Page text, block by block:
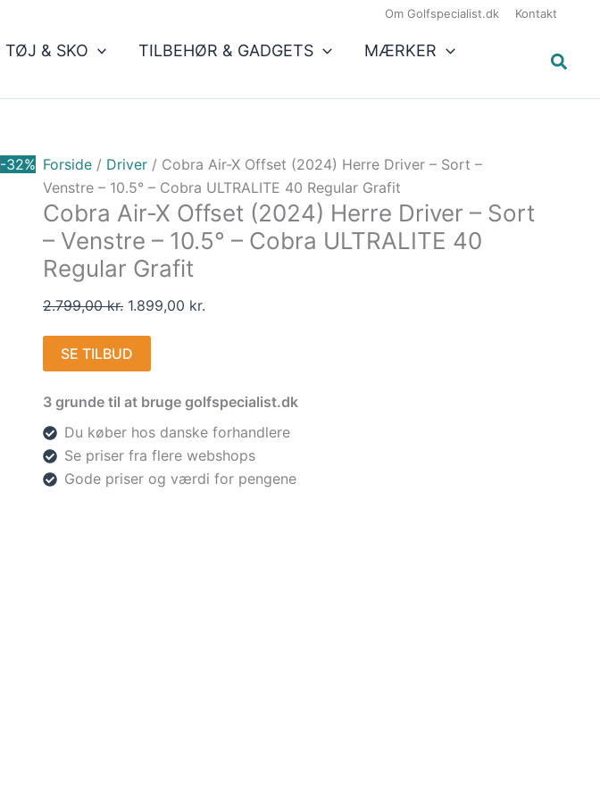
Om Golfspecialist.dk Kontakt
TØJ & SKO TILBEHØR & GADGETS
MÆRKER
-32% Forside / Driver / Cobra Air-X Offset (2024) Herre Driver – Sort –
Venstre – 10.5° – Cobra ULTRALITE 40 Regular Grafit
Cobra Air-X Offset (2024) Herre Driver – Sort
– Venstre – 10.5° – Cobra ULTRALITE 40
Regular Grafit
2.799,00kr.
pris
2.799,00 kr..
1.899,00 kr.
pris
1.899,00 kr..
SE TILBUD
3 grunde til at bruge golfspecialist.dk
Du køber hos danske forhandlere
Se priser fra flere webshops
Gode priser og værdi for pengene
2.799,00 kr..
1.899,00 kr..